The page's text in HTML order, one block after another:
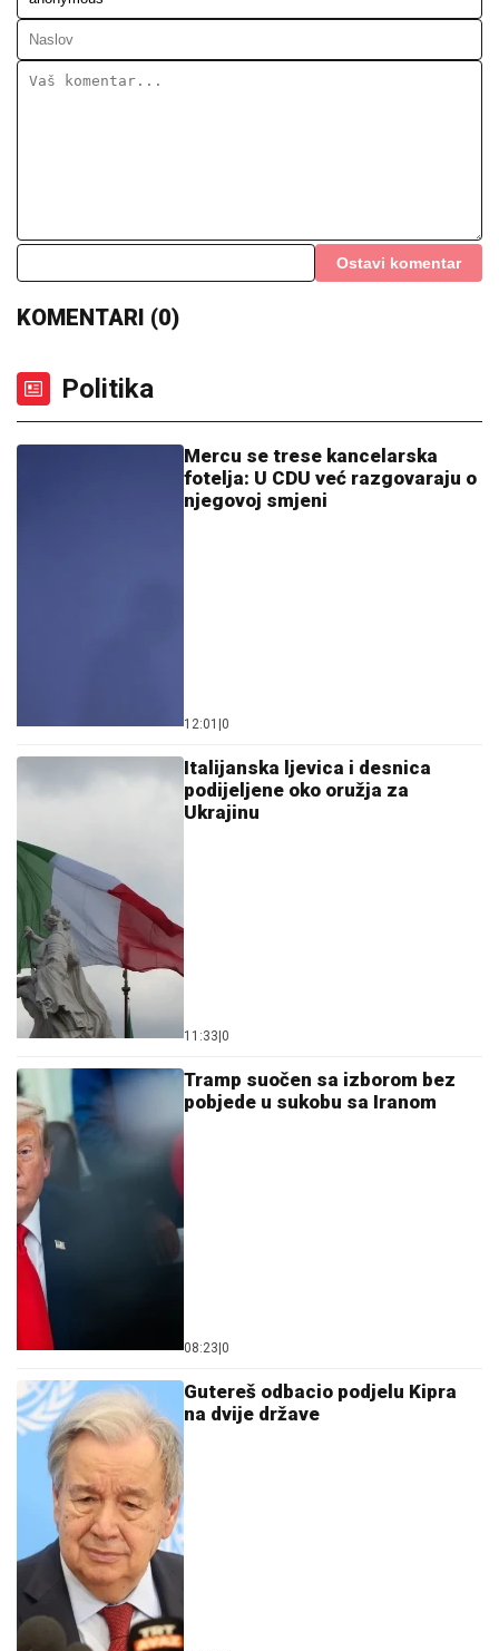
Ostavi komentar
KOMENTARI (0)
Politika
Mercu se trese kancelarska
fotelja: U CDU već razgovaraju o
njegovoj smjeni
12:01 0
Italijanska ljevica i desnica
podijeljene oko oružja za
Ukrajinu
11:33 0
Tramp suočen sa izborom bez
pobjede u sukobu sa Iranom
08:23 0
Gutereš odbacio podjelu Kipra
na dvije države